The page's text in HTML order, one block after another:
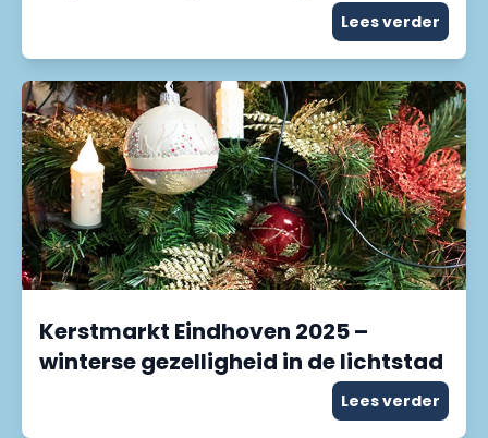
Lees verder
Kerstmarkt Eindhoven 2025 –
winterse gezelligheid in de lichtstad
Lees verder